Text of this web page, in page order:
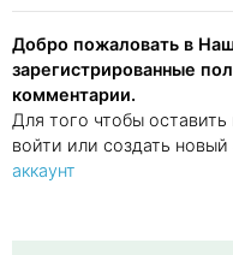
Добро пожаловать в
зарегистрированные
комментарии.
Для того чтобы
войти или создать новый
аккаунт